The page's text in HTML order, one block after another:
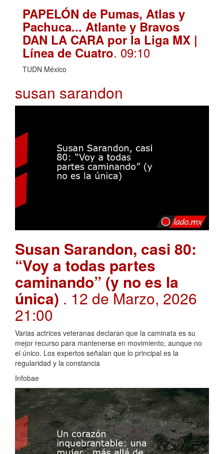
PAPELÓN de Pumas, Atlas y
Pachuca... Atlante y Bravos
DAN LA CARA por la Liga MX |
Línea de Cuatro. 09:10
TUDN México
susan sarandon
Susan Sarandon, casi 80:
“Voy a todas partes
caminando” (y no es la
única) . 12 de Marzo, 2026
21:00
Varias actrices veteranas declaran que la caminata es su
mejor recurso para mantenerse en movimiento, aunque no
el único. Los expertos señalan que lo principal es la
regularidad y la constancia
Infobae